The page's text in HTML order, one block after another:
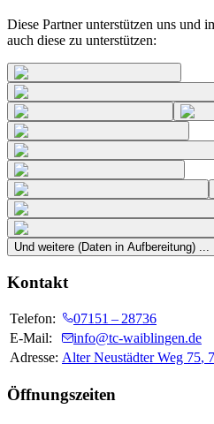
Diese Partner unterstützen uns und
auch diese zu unterstützen:
Und weitere (Daten in Aufbereitung) ...
Kontakt
Telefon:
07151 – 28736
E-Mail:
info@tc-waiblingen.de
Adresse: Alter Neustädter Weg 75,
Öffnungszeiten